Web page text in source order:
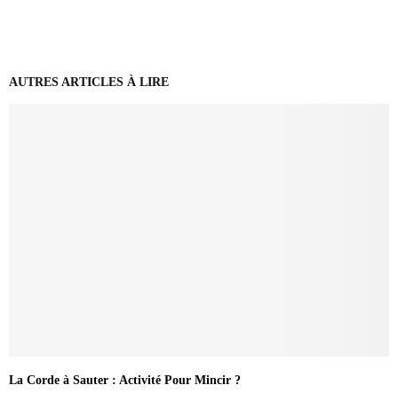
AUTRES ARTICLES À LIRE
La Corde à Sauter : Activité Pour Mincir ?